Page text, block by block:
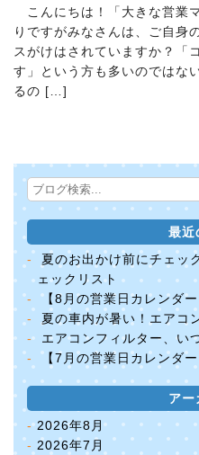
こんにちは！「大きな営業
りですがみなさんは、ご自身
スがけはされていますか？「
す」という方も多いのではな
るの […]
最近
夏のお出かけ前にチェッ
ェックリスト
【8月の営業日カレンダー
夏の車内が暑い！エアコ
エアコンフィルター、い
【7月の営業日カレンダー
アー
2026年8月
2026年7月